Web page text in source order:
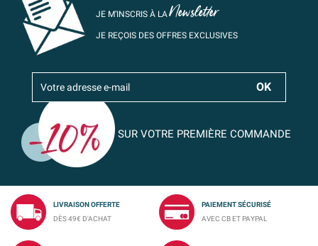
JE M’INSCRIS À LANewsletter
JE REÇOIS DES OFFRES EXCLUSIVES
SUR VOTRE PREMIÈRE COMMANDE
LIVRAISON OFFERTE
DÈS 49€ D'ACHAT
PAIEMENT SÉCURISÉ
AVEC CB ET PAYPAL